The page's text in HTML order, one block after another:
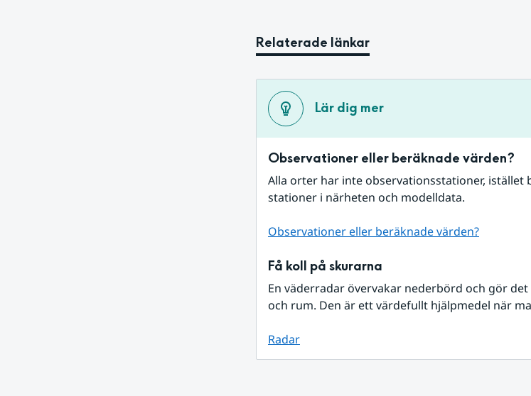
Relaterade länkar
Lär dig mer
Observationer eller beräknade värden?
Alla orter har inte observationsstationer, istället
stationer i närheten och modelldata.
Observationer eller beräknade värden?
Få koll på skurarna
En väderradar övervakar nederbörd och gör
och rum. Den är ett värdefullt hjälpmedel när
Radar